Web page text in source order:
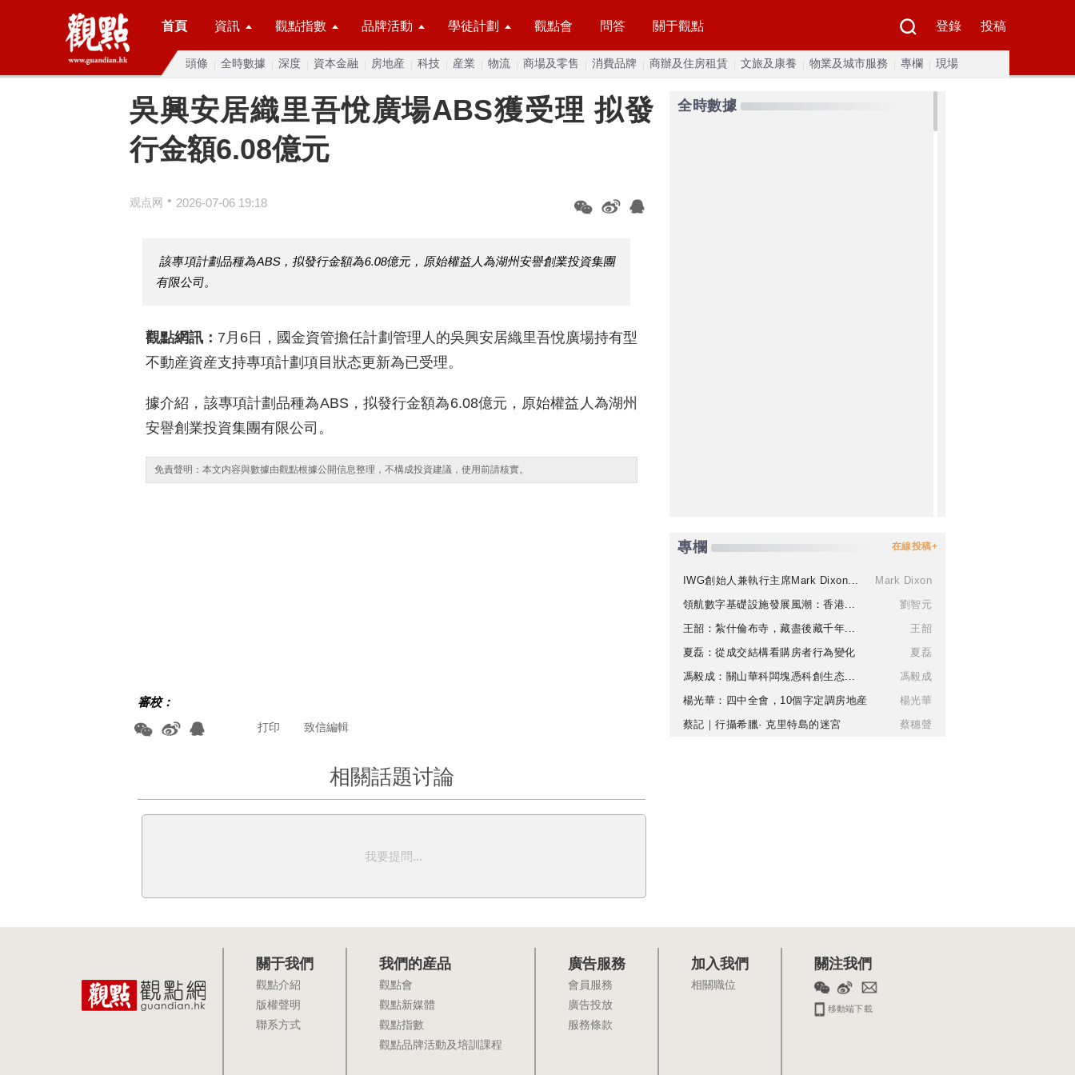
首頁 資訊 觀點指數 品牌活動 學徒計劃 觀點會 問答 關于觀點 登錄 投稿
頭條 全時數據 深度 資本金融 房地産 科技 産業 物流 商場及零售 消費品牌 商辦及住房租賃 文旅及康養 物業及城市服務 專欄 現場
吳興安居織里吾悅廣場ABS獲受理 拟發
行金額6.08億元
观点网 • 2026-07-06 19:18
該專項計劃品種為ABS，拟發行金額為6.08億元，原始權益人為湖州安譽創業投資集團
有限公司。
觀點網訊： 7月6日，國金資管擔任計劃管理人的吳興安居織里吾悅廣場持有型
不動産資産支持專項計劃項目狀态更新為已受理。
據介紹，該專項計劃品種為ABS，拟發行金額為6.08億元，原始權益人為湖州
安譽創業投資集團有限公司。
免責聲明：本文内容與數據由觀點根據公開信息整理，不構成投資建議，使用前請核實。
審校：
致信編輯
打印
相關話題讨論
我要提問...
全時數據
專欄 在線投稿+
IWG創始人兼執行主席Mark Dixon...
Mark Dixon
領航數字基礎設施發展風潮：香港...
劉智元
王韶：紮什倫布寺，藏盡後藏千年...
王韶
夏磊：從成交結構看購房者行為變化
夏磊
馮毅成：關山華科闆塊憑科創生态...
馮毅成
楊光華：四中全會，10個字定調房地産
楊光華
蔡記｜行攝希臘· 克里特島的迷宮
蔡穗聲
關于我們
觀點介紹
版權聲明
聯系方式
我們的産品
觀點會
觀點新媒體
觀點指數
觀點品牌活動及培訓課程
廣告服務
會員服務
廣告投放
服務條款
加入我們
相關職位
關注我們
移動端下載